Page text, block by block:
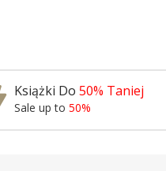
Książki Do 50% Taniej
Sale up to 50%